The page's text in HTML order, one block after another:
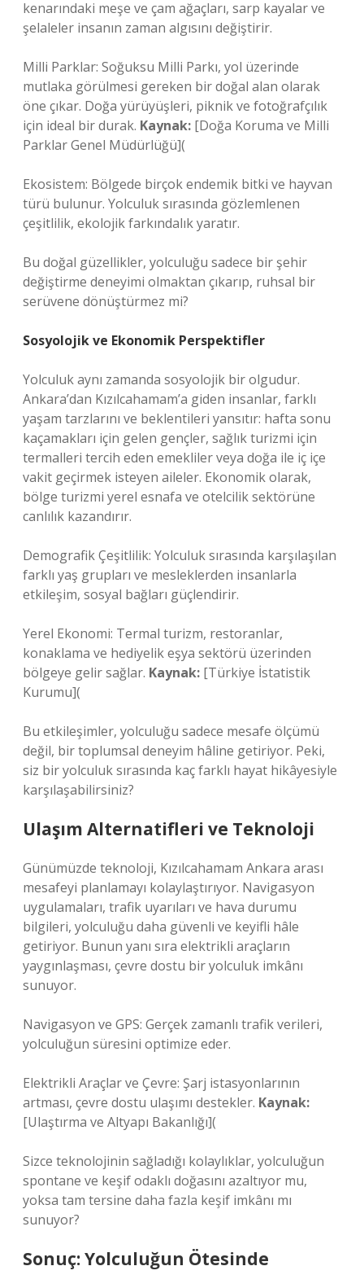
kenarındaki meşe ve çam ağaçları, sarp kayalar ve
şelaleler insanın zaman algısını değiştirir.
Milli Parklar: Soğuksu Milli Parkı, yol üzerinde
mutlaka görülmesi gereken bir doğal alan olarak
öne çıkar. Doğa yürüyüşleri, piknik ve fotoğrafçılık
için ideal bir durak. Kaynak: [Doğa Koruma ve Milli
Parklar Genel Müdürlüğü](
Ekosistem: Bölgede birçok endemik bitki ve hayvan
türü bulunur. Yolculuk sırasında gözlemlenen
çeşitlilik, ekolojik farkındalık yaratır.
Bu doğal güzellikler, yolculuğu sadece bir şehir
değiştirme deneyimi olmaktan çıkarıp, ruhsal bir
serüvene dönüştürmez mi?
Sosyolojik ve Ekonomik Perspektifler
Yolculuk aynı zamanda sosyolojik bir olgudur.
Ankara’dan Kızılcahamam’a giden insanlar, farklı
yaşam tarzlarını ve beklentileri yansıtır: hafta sonu
kaçamakları için gelen gençler, sağlık turizmi için
termalleri tercih eden emekliler veya doğa ile iç içe
vakit geçirmek isteyen aileler. Ekonomik olarak,
bölge turizmi yerel esnafa ve otelcilik sektörüne
canlılık kazandırır.
Demografik Çeşitlilik: Yolculuk sırasında karşılaşılan
farklı yaş grupları ve mesleklerden insanlarla
etkileşim, sosyal bağları güçlendirir.
Yerel Ekonomi: Termal turizm, restoranlar,
konaklama ve hediyelik eşya sektörü üzerinden
bölgeye gelir sağlar. Kaynak: [Türkiye İstatistik
Kurumu](
Bu etkileşimler, yolculuğu sadece mesafe ölçümü
değil, bir toplumsal deneyim hâline getiriyor. Peki,
siz bir yolculuk sırasında kaç farklı hayat hikâyesiyle
karşılaşabilirsiniz?
Ulaşım Alternatifleri ve Teknoloji
Günümüzde teknoloji, Kızılcahamam Ankara arası
mesafeyi planlamayı kolaylaştırıyor. Navigasyon
uygulamaları, trafik uyarıları ve hava durumu
bilgileri, yolculuğu daha güvenli ve keyifli hâle
getiriyor. Bunun yanı sıra elektrikli araçların
yaygınlaşması, çevre dostu bir yolculuk imkânı
sunuyor.
Navigasyon ve GPS: Gerçek zamanlı trafik verileri,
yolculuğun süresini optimize eder.
Elektrikli Araçlar ve Çevre: Şarj istasyonlarının
artması, çevre dostu ulaşımı destekler. Kaynak:
[Ulaştırma ve Altyapı Bakanlığı](
Sizce teknolojinin sağladığı kolaylıklar, yolculuğun
spontane ve keşif odaklı doğasını azaltıyor mu,
yoksa tam tersine daha fazla keşif imkânı mı
sunuyor?
Sonuç: Yolculuğun Ötesinde